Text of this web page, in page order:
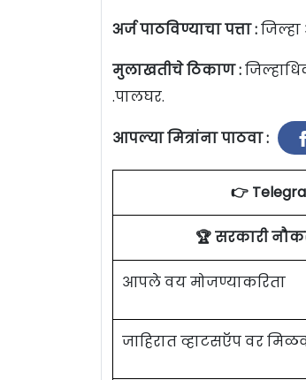
अर्ज पाठविण्याचा पत्ता :
मुलाखतीचे ठिकाण :
.पालघर.
आपल्या मित्रांना पाठवा :
👉
🏆 सरकारी
आपले वय मोजण्याकरिता
जाहिरात व्हाटसऍप वर